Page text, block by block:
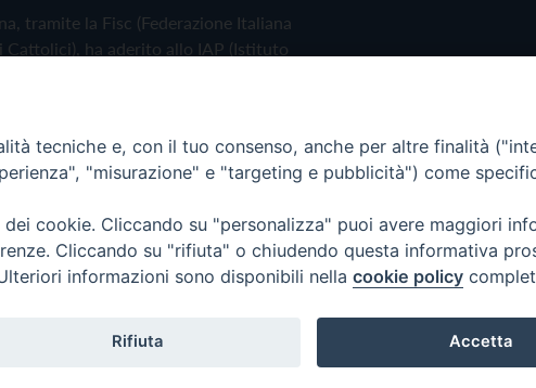
tramite la Fisc (Federazione Italiana
Cattolici), ha aderito allo IAP (Istituto
Cookie Policy
tecniche e, con il tuo consenso, anche per altre finalità
"misurazione" e "targeting e pubblicità") come
cookie. Cliccando su "personalizza" puoi avere maggiori
Cliccando su "rifiuta" o chiudendo questa informativa
informazioni sono disponibili nella cookie policy
Rifiuta Accetta